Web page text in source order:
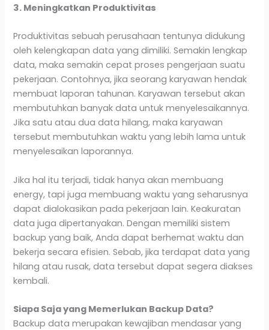
3. Meningkatkan Produktivitas
Produktivitas sebuah perusahaan tentunya didukung
oleh kelengkapan data yang dimiliki. Semakin lengkap
data, maka semakin cepat proses pengerjaan suatu
pekerjaan. Contohnya, jika seorang karyawan hendak
membuat laporan tahunan. Karyawan tersebut akan
membutuhkan banyak data untuk menyelesaikannya.
Jika satu atau dua data hilang, maka karyawan
tersebut membutuhkan waktu yang lebih lama untuk
menyelesaikan laporannya.
Jika hal itu terjadi, tidak hanya akan membuang
energy, tapi juga membuang waktu yang seharusnya
dapat dialokasikan pada pekerjaan lain. Keakuratan
data juga dipertanyakan. Dengan memiliki sistem
backup yang baik, Anda dapat berhemat waktu dan
bekerja secara efisien. Sebab, jika terdapat data yang
hilang atau rusak, data tersebut dapat segera diakses
kembali.
Siapa Saja yang Memerlukan Backup Data?
Backup data merupakan kewajiban mendasar yang